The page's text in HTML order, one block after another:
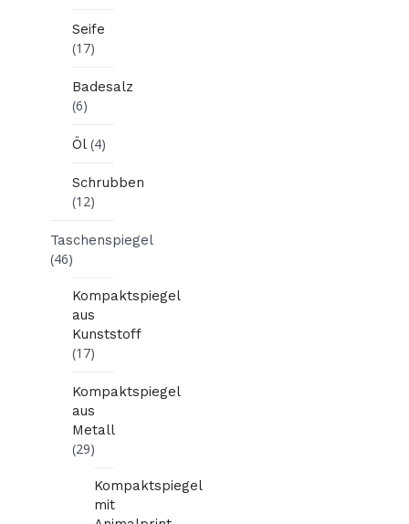
Seife
(17)
Badesalz
(6)
Öl (4)
Schrubben
(12)
Taschenspiegel
(46)
Kompaktspiegel
aus
Kunststoff
(17)
Kompaktspiegel
aus
Metall
(29)
Kompaktspiegel
mit